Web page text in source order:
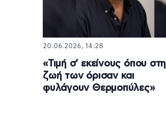
20.06.2026, 14:28
«Τιμή σ’ εκείνους όπου στη
ζωή των όρισαν και
φυλάγουν Θερμοπύλες»